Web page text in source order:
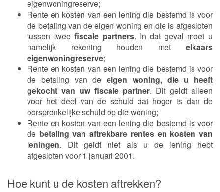
eigenwoningreserve;
Rente en kosten van een lening die bestemd is voor
de betaling van de eigen woning en die is afgesloten
tussen tweefiscale partners. In dat geval moet u
namelijk rekening houden met elkaars
eigenwoningreserve;
Rente en kosten van een lening die bestemd is voor
de betaling van de eigen woning, die u heeft
gekocht van uw fiscale partner. Dit geldt alleen
voor het deel van de schuld dat hoger is dan de
oorspronkelijke schuld op die woning;
Rente en kosten van een lening die bestemd is voor
de betaling van aftrekbare rentes en kosten van
leningen. Dit geldt niet als u de lening hebt
afgesloten voor 1 januari 2001.
Hoe kunt u de kosten aftrekken?